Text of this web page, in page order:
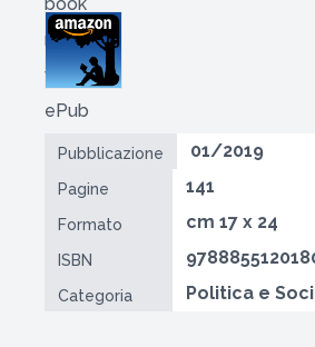
Pubblicazione 01/2019
Pagine 141
Formato cm 17 x 24
ISBN
Categoria Politica e